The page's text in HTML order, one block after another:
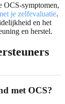
OCS-symptomen,
je zelfevaluatie.
en het
en herstel.
met OCS?